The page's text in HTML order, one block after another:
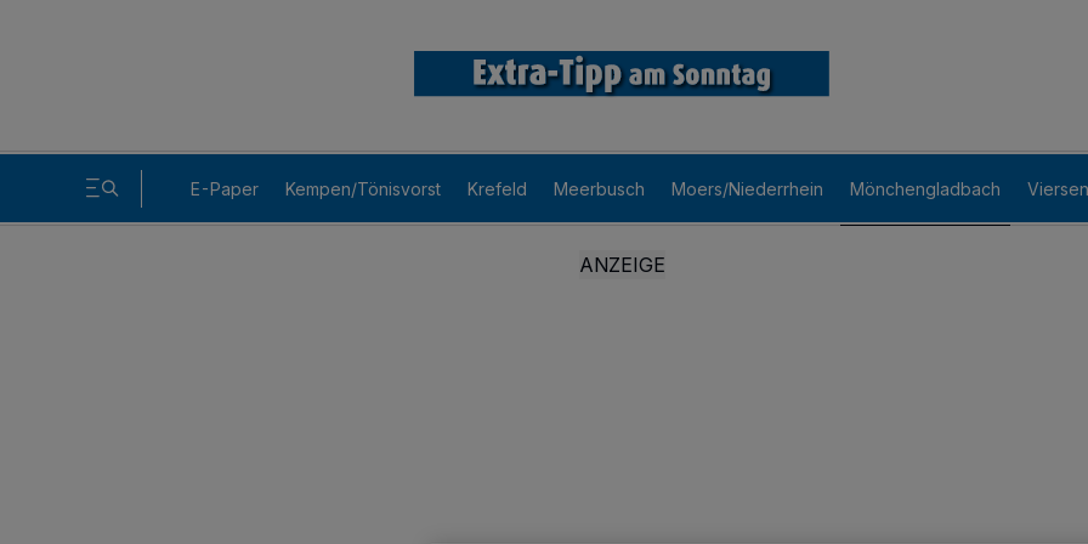
E-Paper Kempen/Tönisvorst Krefeld Meerbusch Moers/Niederrhein Mönchengladbach Viersen